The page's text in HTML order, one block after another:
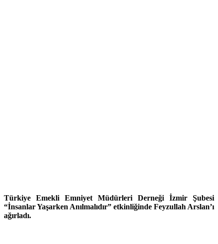
Türkiye Emekli Emniyet Müdürleri Derneği İzmir Şubesi
“İnsanlar Yaşarken Anılmalıdır” etkinliğinde Feyzullah Arslan’ı
ağırladı.